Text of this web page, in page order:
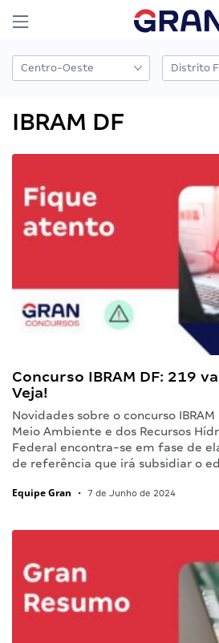
IBRAM DF
Concurso IBRAM DF: 219
Veja!
Novidades sobre o concurso
Meio Ambiente e dos Recursos
Federal encontra-se em fase de
de referência que irá subsidiar o
Equipe Gran • 7 de Junho de 2024